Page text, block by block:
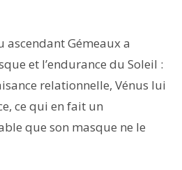
Gémeaux a
et l’endurance du Soleil :
relationnelle, Vénus lui
ce qui en fait un
que son masque ne le